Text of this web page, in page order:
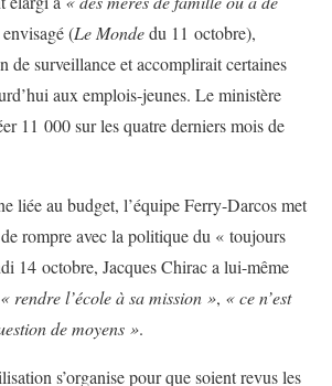
envisagé (Le Mondedu 11 octobre),
de surveillance et accomplirait certaines
aux emplois-jeunes. Le ministère
11 000 sur les quatre derniers mois de
liée au budget, l’équipe Ferry-Darcos met
rompre avec la politique du « toujours
14 octobre, Jacques Chirac a lui-même
« rendre l’école à sa mission », « ce n’est
de moyens ».
s’organise pour que soient revus les